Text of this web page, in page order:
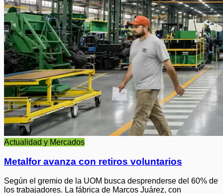
Actualidad y Mercados
Metalfor avanza con retiros voluntarios
Según el gremio de la UOM busca desprenderse del 60% de
los trabajadores. La fábrica de Marcos Juárez, con